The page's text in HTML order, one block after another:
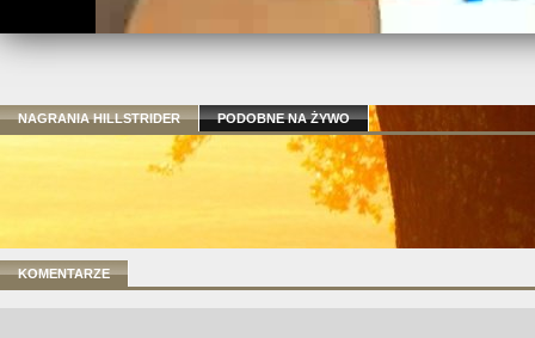
NAGRANIA HILLSTRIDER PODOBNE NA ŻYWO
KOMENTARZE